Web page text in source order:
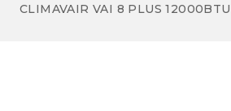
CLIMAVAIR VAI 8 PLUS 12000BTU